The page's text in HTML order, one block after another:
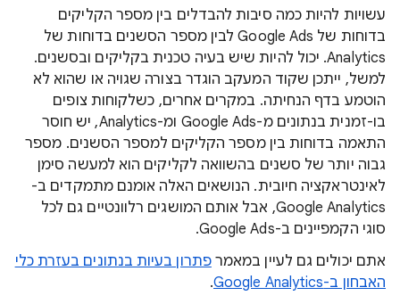
עשויות להיות כמה סיבות להבדלים בין מספר הקליקים
בדוחות של Google Ads לבין מספר הסשנים בדוחות של
Analytics. יכול להיות שיש בעיה טכנית בקליקים ובסשנים.
למשל, ייתכן שקוד המעקב הוגדר בצורה שגויה או שהוא לא
הוטמע בדף הנחיתה. במקרים אחרים, כשלקוחות צופים
בו-זמנית בנתונים מ-Google Ads ומ-Analytics, יש חוסר
התאמה בדוחות בין מספר הקליקים למספר הסשנים. מספר
גבוה יותר של סשנים בהשוואה לקליקים הוא למעשה סימן
לאינטראקציה חיובית. הנושאים האלה אומנם מתמקדים ב-
Google Analytics, אבל אותם המושגים רלוונטיים גם לכל
סוגי הקמפיינים ב-Google Ads.
אתם יכולים גם לעיין במאמרפתרון בעיות בנתונים בעזרת כלי
האבחון ב-Google Analytics
.